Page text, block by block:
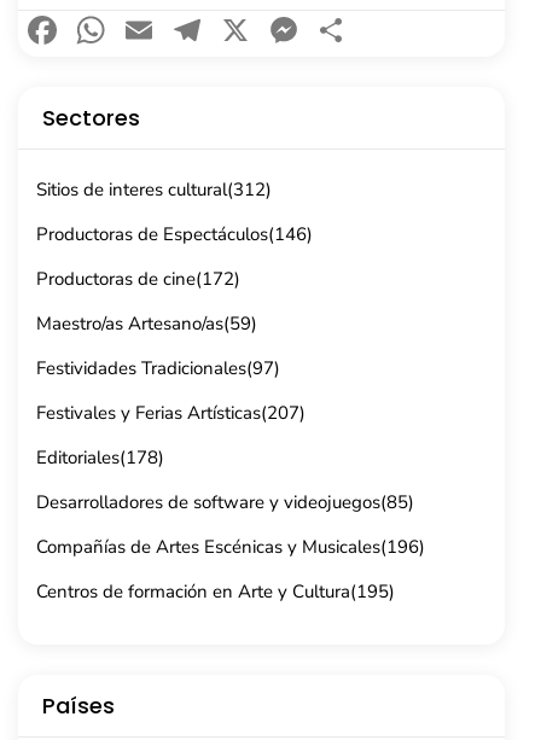
Facebook
WhatsApp
EmailTelegram
X Messenger
Sectores
Sitios de interes cultural(312)
Productoras de Espectáculos(146)
Productoras de cine(172)
Maestro/as Artesano/as(59)
Festividades Tradicionales(97)
Festivales y Ferias Artísticas(207)
Editoriales(178)
Desarrolladores de software y videojuegos(85)
Compañías de Artes Escénicas y Musicales(196)
Centros de formación en Arte y Cultura(195)
Países